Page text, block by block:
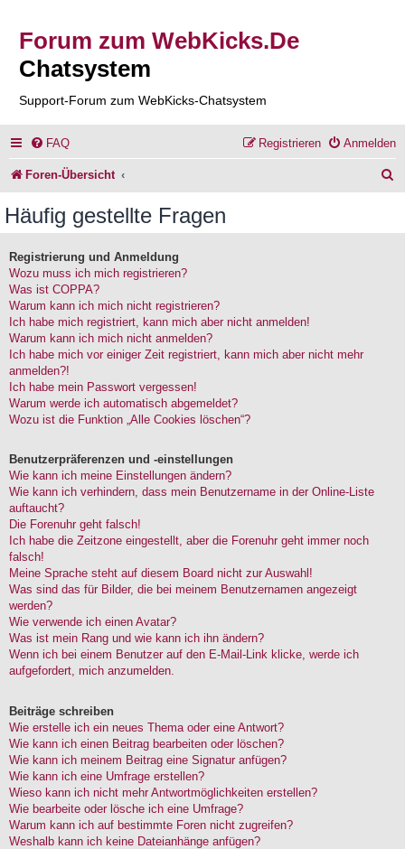
Forum zum WebKicks.De
Chatsystem
Support-Forum zum WebKicks-Chatsystem
FAQ Anmelden
Registrieren
Foren-Übersicht
Häufig gestellte Fragen
Registrierung und Anmeldung
Wozu muss ich mich registrieren?
Was ist COPPA?
Warum kann ich mich nicht registrieren?
Ich habe mich registriert, kann mich aber nicht anmelden!
Warum kann ich mich nicht anmelden?
Ich habe mich vor einiger Zeit registriert, kann mich aber nicht mehr
anmelden?!
Ich habe mein Passwort vergessen!
Warum werde ich automatisch abgemeldet?
Wozu ist die Funktion „Alle Cookies löschen“?
Benutzerpräferenzen und -einstellungen
Wie kann ich meine Einstellungen ändern?
Wie kann ich verhindern, dass mein Benutzername in der Online-Liste
auftaucht?
Die Forenuhr geht falsch!
Ich habe die Zeitzone eingestellt, aber die Forenuhr geht immer noch
falsch!
Meine Sprache steht auf diesem Board nicht zur Auswahl!
Was sind das für Bilder, die bei meinem Benutzernamen angezeigt
werden?
Wie verwende ich einen Avatar?
Was ist mein Rang und wie kann ich ihn ändern?
Wenn ich bei einem Benutzer auf den E-Mail-Link klicke, werde ich
aufgefordert, mich anzumelden.
Beiträge schreiben
Wie erstelle ich ein neues Thema oder eine Antwort?
Wie kann ich einen Beitrag bearbeiten oder löschen?
Wie kann ich meinem Beitrag eine Signatur anfügen?
Wie kann ich eine Umfrage erstellen?
Wieso kann ich nicht mehr Antwortmöglichkeiten erstellen?
Wie bearbeite oder lösche ich eine Umfrage?
Warum kann ich auf bestimmte Foren nicht zugreifen?
Weshalb kann ich keine Dateianhänge anfügen?